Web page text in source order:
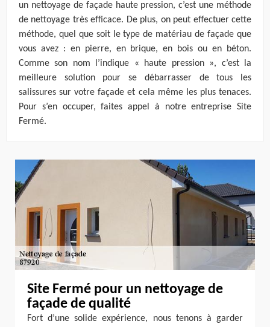
un nettoyage de façade haute pression, c’est une méthode
de nettoyage très efficace. De plus, on peut effectuer cette
méthode, quel que soit le type de matériau de façade que
vous avez : en pierre, en brique, en bois ou en béton.
Comme son nom l’indique « haute pression », c’est la
meilleure solution pour se débarrasser de tous les
salissures sur votre façade et cela même les plus tenaces.
Pour s’en occuper, faites appel à notre entreprise Site
Fermé.
Site Fermé pour un nettoyage de
façade de qualité
Fort d’une solide expérience, nous tenons à garder